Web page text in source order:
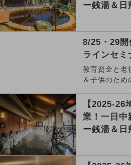
ー銭湯＆日
8/25・29開
ラインセミ
教育資金と老
＆子供のため
【2025-26
業！一日中
ー銭湯＆日